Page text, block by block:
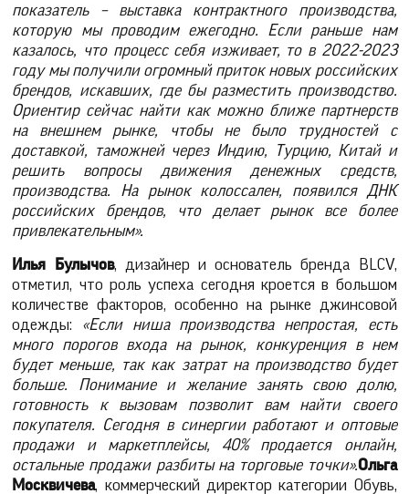
показатель – выставка контрактного производства,
которую мы проводим ежегодно. Если раньше нам
казалось, что процесс себя изживает, то в 2022-2023
году мы получили огромный приток новых российских
брендов, искавших, где бы разместить производство.
Ориентир сейчас найти как можно ближе партнерств
на внешнем рынке, чтобы не было трудностей с
доставкой, таможней через Индию, Турцию, Китай и
решить вопросы движения денежных средств,
производства. На рынок колоссален, появился ДНК
российских брендов, что делает рынок все более
привлекательным».
Илья Булычов, дизайнер и основатель бренда BLCV,
отметил, что роль успеха сегодня кроется в большом
количестве факторов, особенно на рынке джинсовой
одежды: «Если ниша производства непростая, есть
много порогов входа на рынок, конкуренция в нем
будет меньше, так как затрат на производство будет
больше. Понимание и желание занять свою долю,
готовность к вызовам позволит вам найти своего
покупателя. Сегодня в синергии работают и оптовые
продажи и маркетплейсы, 40% продается онлайн,
остальные продажи разбиты на торговые точки».Ольга
Москвичева , коммерческий директор категории Обувь,